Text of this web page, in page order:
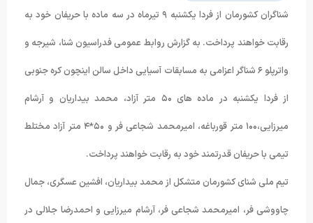
شناگران کشورمان از فردا یکشنبه ٩ تیرماه در سه ماده با حریفان خود به
رقابت خواهند پرداخت. به گزارش روابط عمومی فدراسیون شنا، شیرجه و
واترپلو ۶ شناگر اعزامی به مسابقات آسیایی داخل سالن اینچون کره جنوبی
از فردا یکشنبه در ماده های ۵۰ متر آزاد، محمد بیداریان و آرشام
میرزایی،١۰۰ متر قورباغه، امیرمحمد شجاعی فر و ۵۰*۴ متر آزاد مختلط
تیمی با حریفان قدرتمند خود به رقابت خواهند پرداخت.
تیم ملی شنای کشورمان متشکل از محمد بیداریان، افشین عسگری، جمال
چاووشی فر، امیرمحمد شجاعی فر، آرشام میرزایی و احمدرضا جلالی در